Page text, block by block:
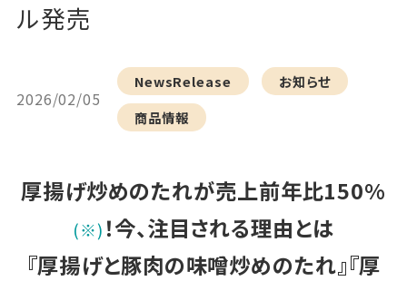
ル発売
2026/02/05
NewsRelease
お知らせ
商品情報
厚揚げ炒めのたれが売上前年比150%
(※) ！今、注目される理由とは
『厚揚げと豚肉の味噌炒めのたれ』『厚